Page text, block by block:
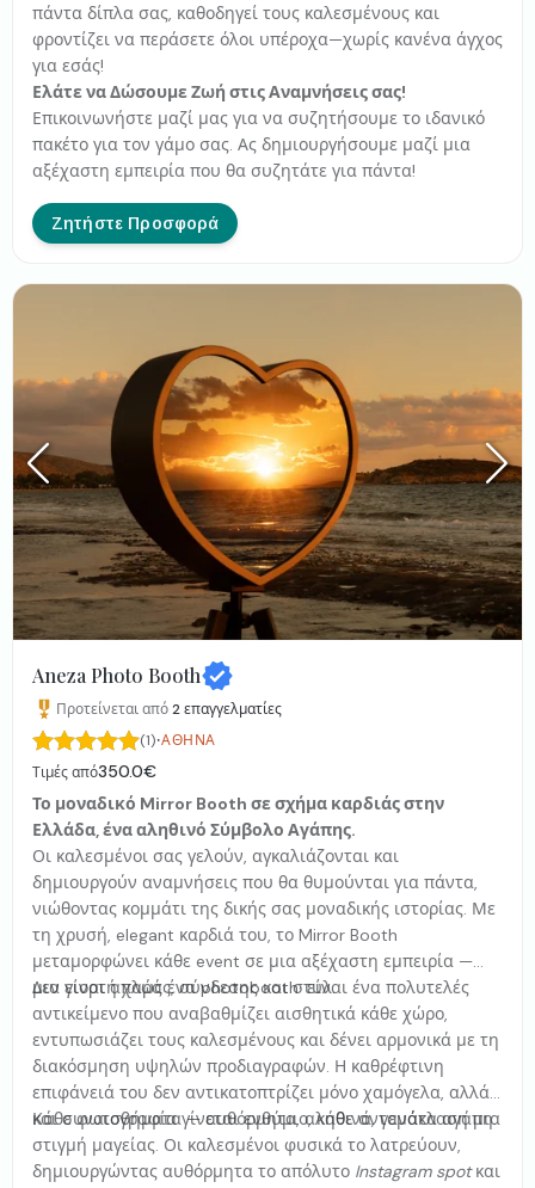
πάντα δίπλα σας, καθοδηγεί τους καλεσμένους και
φροντίζει να περάσετε όλοι υπέροχα—χωρίς κανένα άγχος
για εσάς!
Ελάτε να Δώσουμε Ζωή στις Αναμνήσεις σας!
Επικοινωνήστε μαζί μας για να συζητήσουμε το ιδανικό
πακέτο για τον γάμο σας. Ας δημιουργήσουμε μαζί μια
αξέχαστη εμπειρία που θα συζητάτε για πάντα!
Ζητήστε Προσφορά
Aneza Photo Booth
Προτείνεται από2επαγγελματίες
(1)·ΑΘΉΝΑ
Τιμές από350.0€
Το μοναδικό Mirror Booth σε σχήμα καρδιάς στην
Ελλάδα, ένα αληθινό Σύμβολο Αγάπης.
Οι καλεσμένοι σας γελούν, αγκαλιάζονται και
δημιουργούν αναμνήσεις που θα θυμούνται για πάντα,
νιώθοντας κομμάτι της δικής σας μοναδικής ιστορίας. Με
τη χρυσή, elegant καρδιά του, το Mirror Booth
μεταμορφώνει κάθε event σε μια αξέχαστη εμπειρία —
μια γιορτή χαράς, σύνδεσης και στυλ.
Δεν είναι απλώς ένα photobooth· είναι ένα πολυτελές
αντικείμενο που αναβαθμίζει αισθητικά κάθε χώρο,
εντυπωσιάζει τους καλεσμένους και δένει αρμονικά με τη
διακόσμηση υψηλών προδιαγραφών. Η καθρέφτινη
επιφάνειά του δεν αντικατοπτρίζει μόνο χαμόγελα, αλλά
και συναισθήματα — αυθόρμητα, αληθινά, γεμάτα αγάπη.
Κάθε φωτογραφία γίνεται ενθύμιο, κάθε αντανάκλαση μια
στιγμή μαγείας. Οι καλεσμένοι φυσικά το λατρεύουν,
δημιουργώντας αυθόρμητα το απόλυτο Instagram spotκαι